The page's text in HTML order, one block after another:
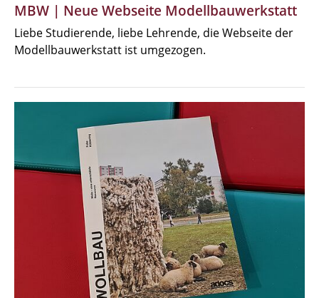
MBW | Neue Webseite Modellbauwerkstatt
Liebe Studierende, liebe Lehrende, die Webseite der
Modellbauwerkstatt ist umgezogen.